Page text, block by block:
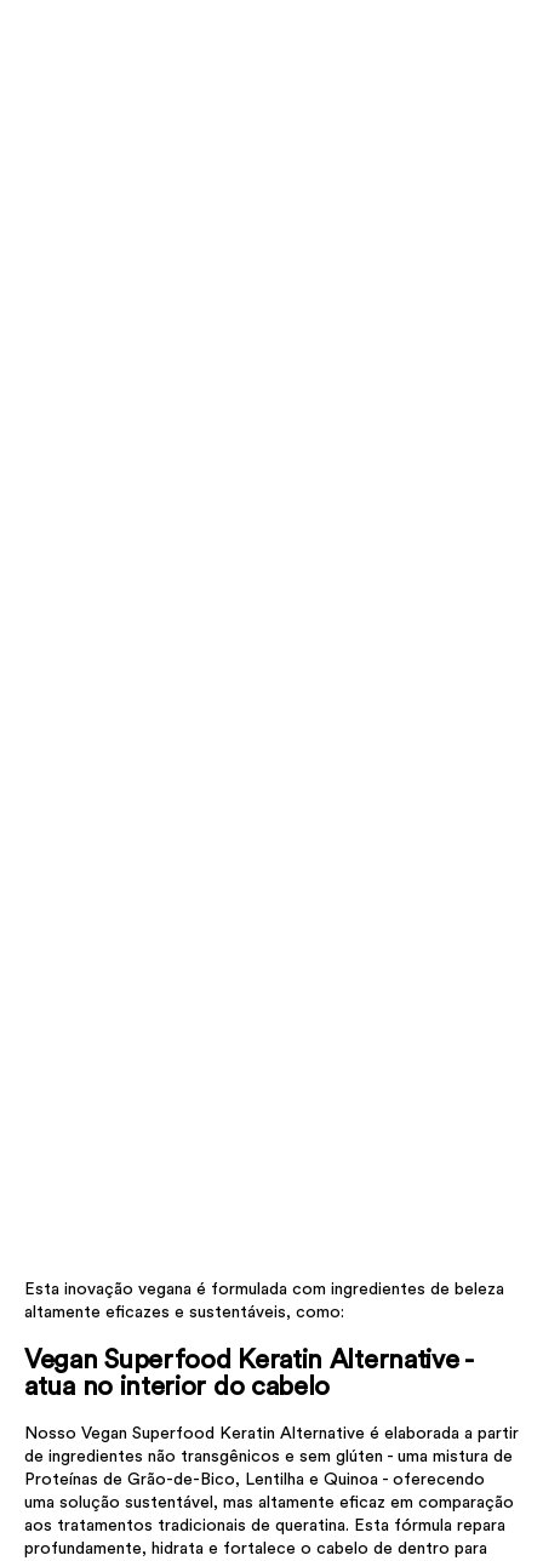
Esta inovação vegana é formulada com ingredientes de beleza
altamente eficazes e sustentáveis, como:
Vegan Superfood Keratin Alternative -
atua no interior do cabelo
Nosso Vegan Superfood Keratin Alternative é elaborada a partir
de ingredientes não transgênicos e sem glúten - uma mistura de
Proteínas de Grão-de-Bico, Lentilha e Quinoa - oferecendo
uma solução sustentável, mas altamente eficaz em comparação
aos tratamentos tradicionais de queratina. Esta fórmula repara
profundamente, hidrata e fortalece o cabelo de dentro para